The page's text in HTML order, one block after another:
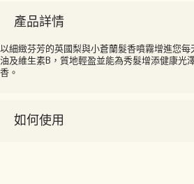
產品詳情
以細緻芬芳的英國梨與小蒼蘭髮香噴霧增進您
油及維生素B，質地輕盈並能為秀髮增添健康光
香。
如何使用